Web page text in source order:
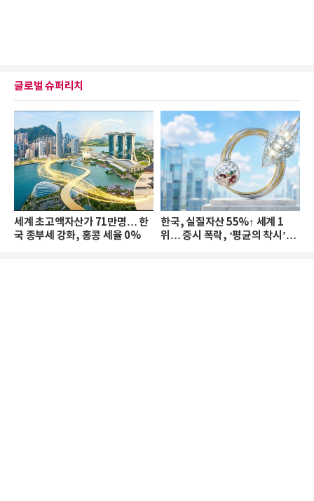
글로벌 슈퍼리치
세계 초고액자산가 71만명… 한
국 종부세 강화, 홍콩 세율 0%
한국, 실질자산 55%↑ 세계 1
위… 증시 폭락, ‘평균의 착시’와